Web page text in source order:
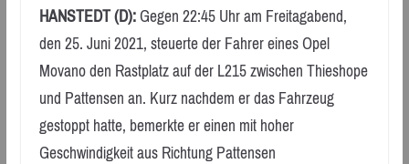
HANSTEDT (D):Gegen 22:45 Uhr am Freitagabend,
den 25. Juni 2021, steuerte der Fahrer eines Opel
Movano den Rastplatz auf der L215 zwischen Thieshope
und Pattensen an. Kurz nachdem er das Fahrzeug
gestoppt hatte, bemerkte er einen mit hoher
Geschwindigkeit aus Richtung Pattensen